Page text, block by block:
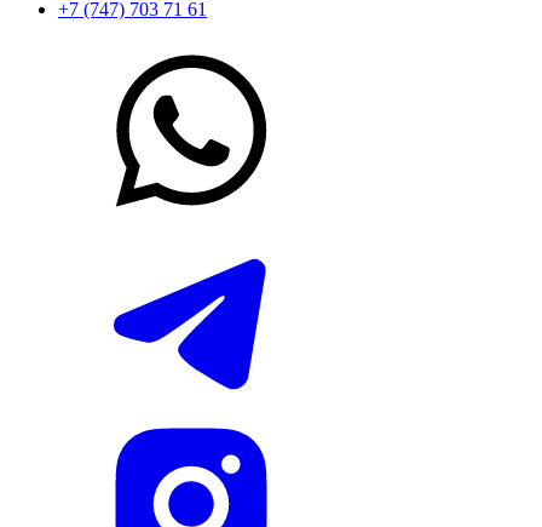
+7 (747) 703 71 61